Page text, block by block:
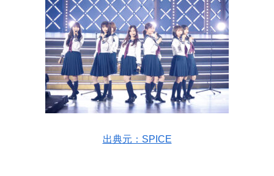
出典元：SPICE